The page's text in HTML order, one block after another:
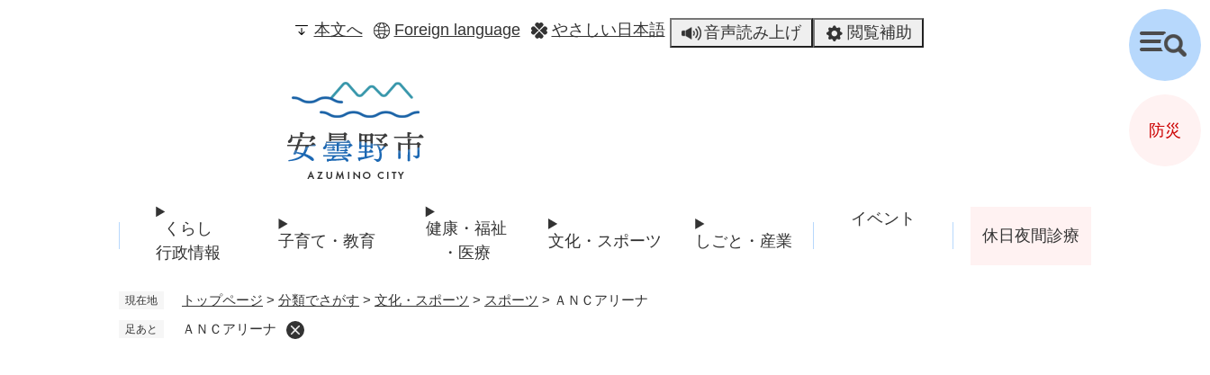
本文へ Foreign language やさしい日本語 音声読み上げ 閲覧補助
くらし
行政情報
子育て・教育
健康・福祉
・医療
文化・スポーツ しごと・産業
イベント
休日夜間診療
現在地 トップページ > 分類でさがす > 文化・スポーツ > スポーツ > ＡＮＣアリーナ
足あと ＡＮＣアリーナ
検
索
防災